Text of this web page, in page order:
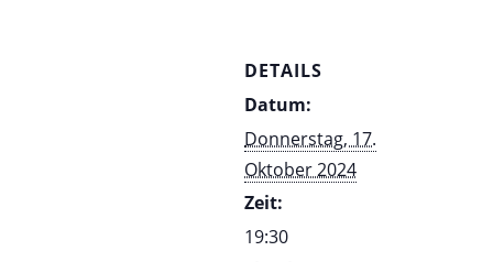
DETAILS
Datum:
Donnerstag, 17.
Oktober 2024
Zeit:
19:30